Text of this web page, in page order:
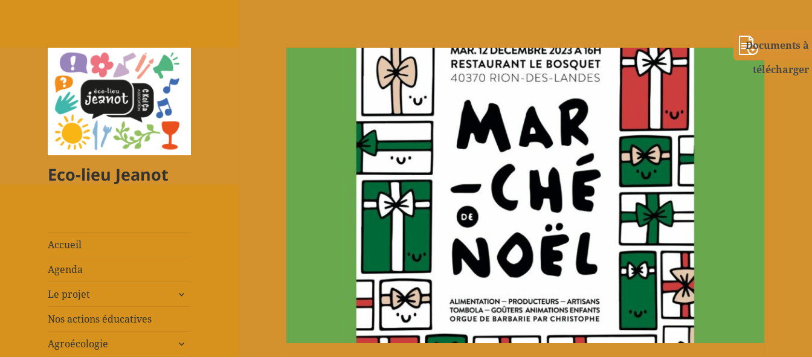
Eco-lieu Jeanot
Accueil
Agenda
Le projet
ouvrir
Nos actions éducatives
Agroécologie
ouvrir
Documents à
télécharger